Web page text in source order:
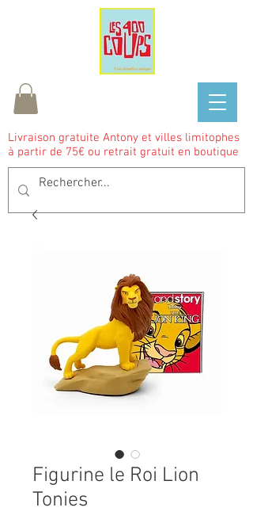
Livraison gratuite Antony et villes limitophes
à partir de 75€ ou retrait gratuit en boutique
Figurine le Roi Lion
Tonies